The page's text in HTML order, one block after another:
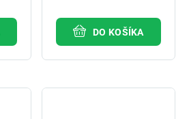
DO KOŠÍKA